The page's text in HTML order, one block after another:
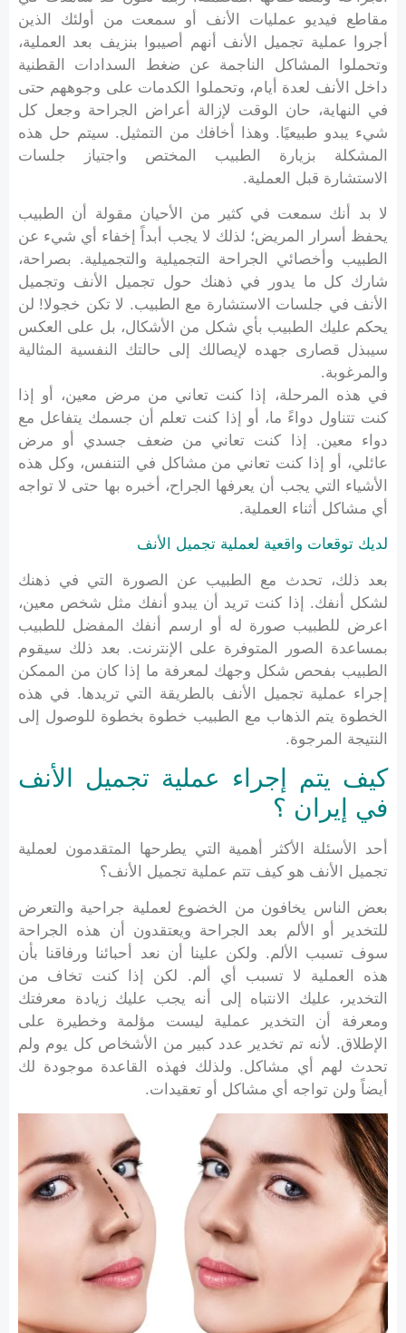
مقاطع فيديو عمليات الأنف أو سمعت من أولئك الذين
أجروا عملية تجميل الأنف أنهم أصيبوا بنزيف بعد العملية،
وتحملوا المشاكل الناجمة عن ضغط السدادات القطنية
داخل الأنف لعدة أيام، وتحملوا الكدمات على وجوههم حتى
في النهاية، حان الوقت لإزالة أعراض الجراحة وجعل كل
شيء يبدو طبيعيًا. وهذا أخافك من التمثيل. سيتم حل هذه
المشكلة بزيارة الطبيب المختص واجتياز جلسات
الاستشارة قبل العملية.
لا بد أنك سمعت في كثير من الأحيان مقولة أن الطبيب
يحفظ أسرار المريض؛ لذلك لا يجب أبداً إخفاء أي شيء عن
الطبيب وأخصائي الجراحة التجميلية والتجميلية. بصراحة،
شارك كل ما يدور في ذهنك حول تجميل الأنف وتجميل
الأنف في جلسات الاستشارة مع الطبيب. لا تكن خجولا! لن
يحكم عليك الطبيب بأي شكل من الأشكال، بل على العكس
سيبذل قصارى جهده لإيصالك إلى حالتك النفسية المثالية
والمرغوبة.
في هذه المرحلة، إذا كنت تعاني من مرض معين، أو إذا
كنت تتناول دواءً ما، أو إذا كنت تعلم أن جسمك يتفاعل مع
دواء معين. إذا كنت تعاني من ضعف جسدي أو مرض
عائلي، أو إذا كنت تعاني من مشاكل في التنفس، وكل هذه
الأشياء التي يجب أن يعرفها الجراح، أخبره بها حتى لا تواجه
أي مشاكل أثناء العملية.
لديك توقعات واقعية لعملية تجميل الأنف
بعد ذلك، تحدث مع الطبيب عن الصورة التي في ذهنك
لشكل أنفك. إذا كنت تريد أن يبدو أنفك مثل شخص معين،
اعرض للطبيب صورة له أو ارسم أنفك المفضل للطبيب
بمساعدة الصور المتوفرة على الإنترنت. بعد ذلك سيقوم
الطبيب بفحص شكل وجهك لمعرفة ما إذا كان من الممكن
إجراء عملية تجميل الأنف بالطريقة التي تريدها. في هذه
الخطوة يتم الذهاب مع الطبيب خطوة بخطوة للوصول إلى
النتيجة المرجوة.
كيف يتم إجراء عملية تجميل الأنف
في إيران ؟
أحد الأسئلة الأكثر أهمية التي يطرحها المتقدمون لعملية
تجميل الأنف هو كيف تتم عملية تجميل الأنف؟
بعض الناس يخافون من الخضوع لعملية جراحية والتعرض
للتخدير أو الألم بعد الجراحة ويعتقدون أن هذه الجراحة
سوف تسبب الألم. ولكن علينا أن نعد أحبائنا ورفاقنا بأن
هذه العملية لا تسبب أي ألم. لكن إذا كنت تخاف من
التخدير، عليك الانتباه إلى أنه يجب عليك زيادة معرفتك
ومعرفة أن التخدير عملية ليست مؤلمة وخطيرة على
الإطلاق. لأنه تم تخدير عدد كبير من الأشخاص كل يوم ولم
تحدث لهم أي مشاكل. ولذلك فهذه القاعدة موجودة لك
أيضاً ولن تواجه أي مشاكل أو تعقيدات.